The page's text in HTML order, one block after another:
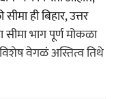
ही बिहार, उत्तर
भाग पूर्ण मोकळा
वेगळं अस्तित्व तिथे